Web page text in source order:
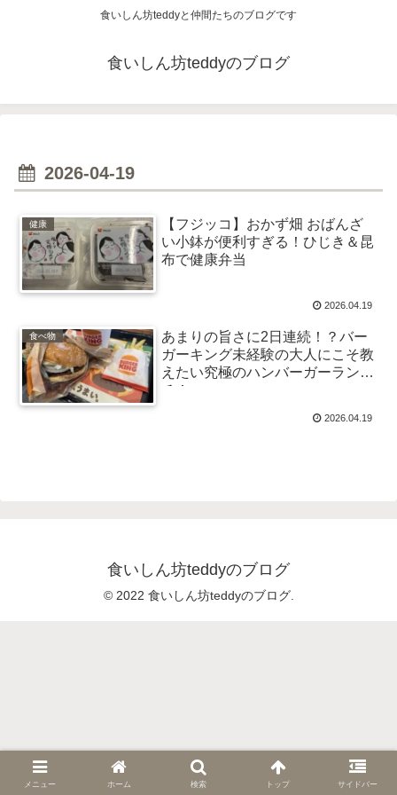
食いしん坊teddyと仲間たちのブログです
食いしん坊teddyのブログ
2026-04-19
健康
【フジッコ】おかず畑 おばんざ
い小鉢が便利すぎる！ひじき＆昆
布で健康弁当
2026.04.19
食べ物
あまりの旨さに2日連続！？バー
ガーキング未経験の大人にこそ教
えたい究極のハンバーガーラン
チ！
2026.04.19
食いしん坊teddyのブログ
© 2022 食いしん坊teddyのブログ.
メニュー ホーム 検索 トップ サイドバー